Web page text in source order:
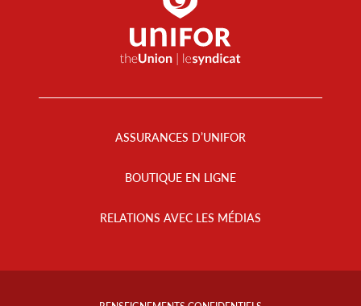
ASSURANCES D’UNIFOR
BOUTIQUE EN LIGNE
RELATIONS AVEC LES MÉDIAS
Footer